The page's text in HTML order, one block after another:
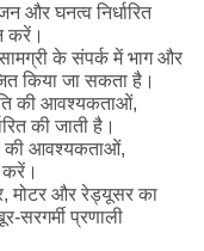
और घनत्व निर्धारित
करें।
के संपर्क में भाग और
किया जा सकता है।
की आवश्यकताओं,
की जाती है।
की आवश्यकताओं,
करें।
मोटर और रेड्यूसर का
सरगर्मी प्रणाली